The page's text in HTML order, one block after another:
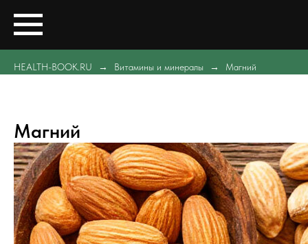
HEALTH-BOOK.RU Витамины и минералы Магний
Магний